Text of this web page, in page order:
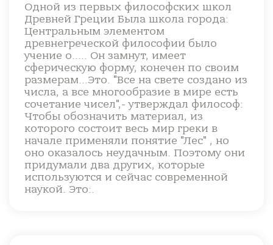
Одной из первых философских школ
Древней Греции Была школа города:
Центральным элементом
древнегреческой философии было
учение о..... Он замнут, имеет
сферическую форму, конечен по своим
размерам...Это. "Все на свете создано из
числа, а все многообразие в мире есть
сочетание чисел",- утверждал философ:
Чтобы обозначить материал, из
которого состоит весь мир греки в
начале применяли понятие "Лес" , но
оно оказалось неудачным. Поэтому они
придумали два других, которые
используются и сейчас современной
наукой. Это:.